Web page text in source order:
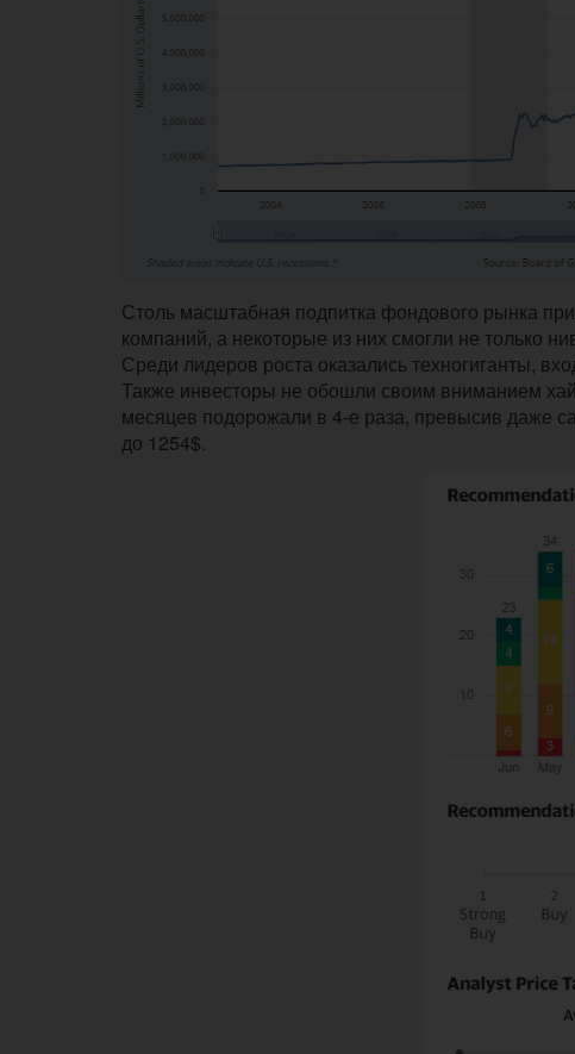
Столь масштабная подпитка фондового рынка
компаний, а некоторые из них смогли не только
Среди лидеров роста оказались техногиганты,
Также инвесторы не обошли своим вниманием
месяцев подорожали в 4-е раза, превысив даже
до 1254$.